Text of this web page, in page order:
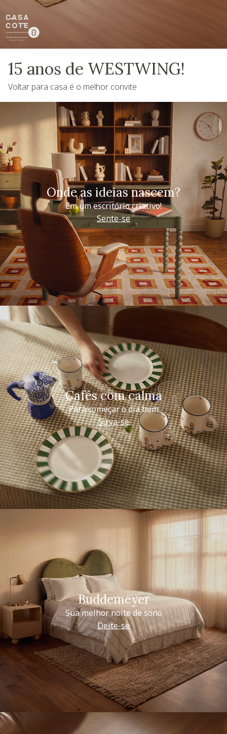
15 anos de WESTWING!
Voltar para casa é o melhor convite
Onde as ideias nascem?
Em um escritório criativo!
Sente-se
Cafés com calma
Para começar o dia bem
Sirva-se
Buddemeyer
Sua melhor noite de sono
Deite-se